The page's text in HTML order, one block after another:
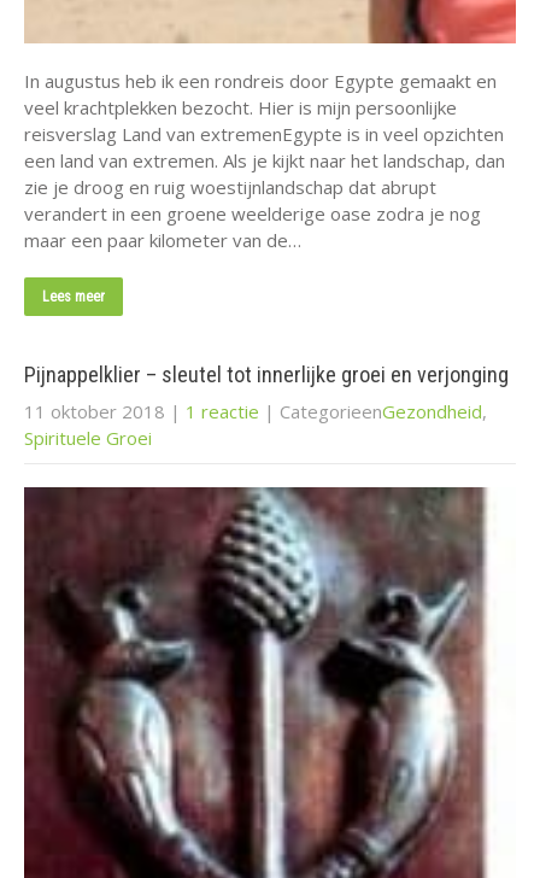
In augustus heb ik een rondreis door Egypte gemaakt en
veel krachtplekken bezocht. Hier is mijn persoonlijke
reisverslag Land van extremenEgypte is in veel opzichten
een land van extremen. Als je kijkt naar het landschap, dan
zie je droog en ruig woestijnlandschap dat abrupt
verandert in een groene weelderige oase zodra je nog
maar een paar kilometer van de…
Lees meer
Pijnappelklier – sleutel tot innerlijke groei en verjonging
11 oktober 2018 | 1 reactie | CategorieenGezondheid,
Spirituele Groei